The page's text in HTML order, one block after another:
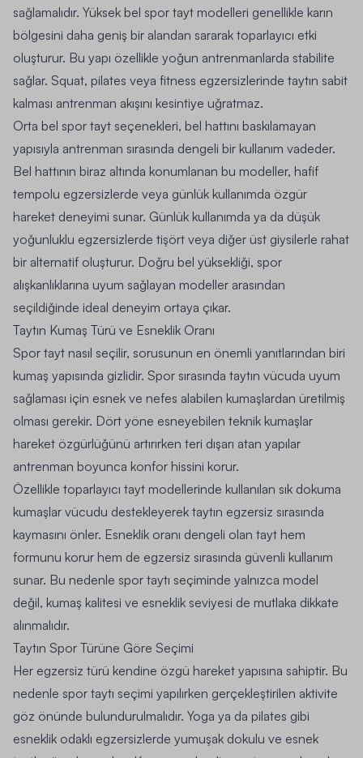
sağlamalıdır. Yüksek bel spor tayt modelleri genellikle karın
bölgesini daha geniş bir alandan sararak toparlayıcı etki
oluşturur. Bu yapı özellikle yoğun antrenmanlarda stabilite
sağlar. Squat, pilates veya fitness egzersizlerinde taytın sabit
kalması antrenman akışını kesintiye uğratmaz.
Orta bel spor tayt seçenekleri, bel hattını baskılamayan
yapısıyla antrenman sırasında dengeli bir kullanım vadeder.
Bel hattının biraz altında konumlanan bu modeller, hafif
tempolu egzersizlerde veya günlük kullanımda özgür
hareket deneyimi sunar. Günlük kullanımda ya da düşük
yoğunluklu egzersizlerde tişört veya diğer üst giysilerle rahat
bir alternatif oluşturur. Doğru bel yüksekliği, spor
alışkanlıklarına uyum sağlayan modeller arasından
seçildiğinde ideal deneyim ortaya çıkar.
Taytın Kumaş Türü ve Esneklik Oranı
Spor tayt nasıl seçilir, sorusunun en önemli yanıtlarından biri
kumaş yapısında gizlidir. Spor sırasında taytın vücuda uyum
sağlaması için esnek ve nefes alabilen kumaşlardan üretilmiş
olması gerekir. Dört yöne esneyebilen teknik kumaşlar
hareket özgürlüğünü artırırken teri dışarı atan yapılar
antrenman boyunca konfor hissini korur.
Özellikle toparlayıcı tayt modellerinde kullanılan sık dokuma
kumaşlar vücudu destekleyerek taytın egzersiz sırasında
kaymasını önler. Esneklik oranı dengeli olan tayt hem
formunu korur hem de egzersiz sırasında güvenli kullanım
sunar. Bu nedenle spor taytı seçiminde yalnızca model
değil, kumaş kalitesi ve esneklik seviyesi de mutlaka dikkate
alınmalıdır.
Taytın Spor Türüne Göre Seçimi
Her egzersiz türü kendine özgü hareket yapısına sahiptir. Bu
nedenle spor taytı seçimi yapılırken gerçekleştirilen aktivite
göz önünde bulundurulmalıdır. Yoga ya da pilates gibi
esneklik odaklı egzersizlerde yumuşak dokulu ve esnek